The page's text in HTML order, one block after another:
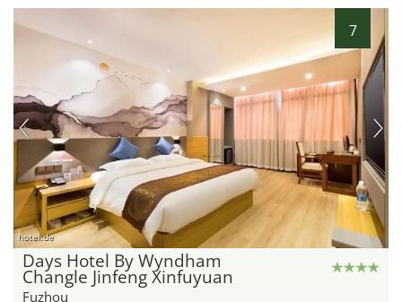
7
hotel.de
Days Hotel By Wyndham
Changle Jinfeng Xinfuyuan
Fuzhou